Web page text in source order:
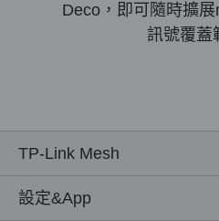
Deco，即可隨時擴
訊號覆蓋
TP-Link Mesh
設定&App